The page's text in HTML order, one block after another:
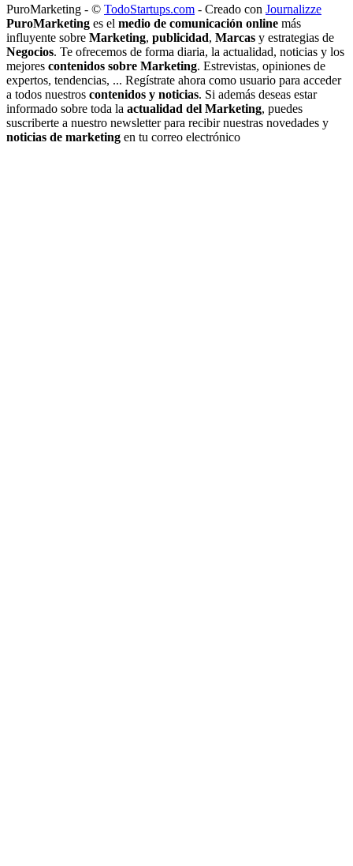
PuroMarketing - © TodoStartups.com - Creado con Journalizze
PuroMarketing es el medio de comunicación online más
influyente sobre Marketing, publicidad, Marcas y estrategias de
Negocios. Te ofrecemos de forma diaria, la actualidad, noticias y los
mejores contenidos sobre Marketing. Estrevistas, opiniones de
expertos, tendencias, ... Regístrate ahora como usuario para acceder
a todos nuestros contenidos y noticias. Si además deseas estar
informado sobre toda la actualidad del Marketing, puedes
suscriberte a nuestro newsletter para recibir nuestras novedades y
noticias de marketing en tu correo electrónico